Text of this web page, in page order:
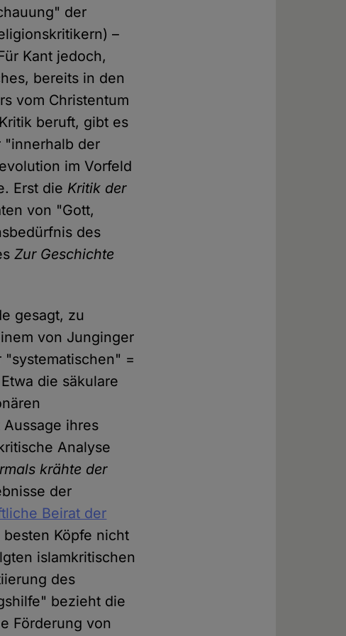
der
–
Kant jedoch,
bereits in den
vom Christentum
beruft, gibt es
"innerhalb der
im Vorfeld
Erst die Kritik der
von "Gott,
des
Zur Geschichte
gesagt, zu
von Junginger
=
die säkulare
ihres
Analyse
krähte der
der
Beirat der
besten Köpfe nicht
islamkritischen
des
bezieht die
Förderung von